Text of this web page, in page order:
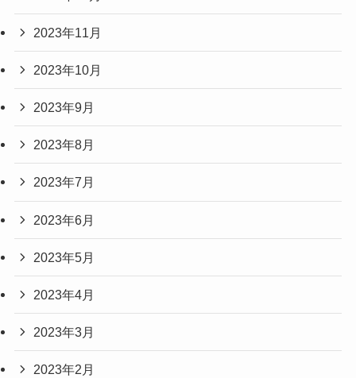
2023年11月
2023年10月
2023年9月
2023年8月
2023年7月
2023年6月
2023年5月
2023年4月
2023年3月
2023年2月